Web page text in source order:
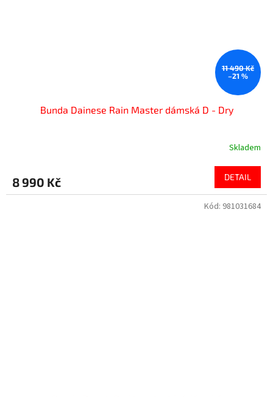
11 490 Kč
–21 %
Bunda Dainese Rain Master dámská D - Dry
Skladem
8 990 Kč DETAIL
Kód: 981031684